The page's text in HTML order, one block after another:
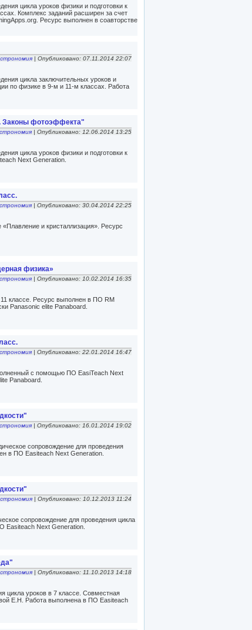
цикла уроков физики и подготовки к
Комплекс заданий расширен за счет
Ресурс выполнен в соавторстве
| Опубликовано: 07.11.2014 22:07
цикла заключительных уроков и
по физике в 9-м и 11-м классах. Работа
Законы фотоэффекта"
| Опубликовано: 12.06.2014 13:25
цикла уроков физики и подготовки к
Next Generation.
| Опубликовано: 30.04.2014 22:25
и кристаллизация». Ресурс
физика»
| Опубликовано: 10.02.2014 16:35
классе. Ресурс выполнен в ПО RM
Panasonic elite Panaboard.
| Опубликовано: 22.01.2014 16:47
с помощью ПО EasiTeach Next
Panaboard.
| Опубликовано: 16.01.2014 19:02
сопровождение для проведения
в ПО Easiteach Next Generation.
| Опубликовано: 10.12.2013 11:24
сопровождение для проведения цикла
Easiteach Next Generation.
| Опубликовано: 11.10.2013 14:18
цикла уроков в 7 классе. Совместная
Е.Н. Работа выполнена в ПО Easiteach